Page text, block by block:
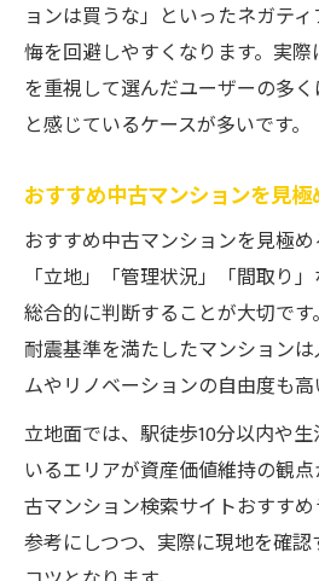
ョンは買うな」といったネガテ
悔を回避しやすくなります。実
を重視して選んだユーザーの多く
と感じているケースが多いです。
おすすめ中古マンションを見
おすすめ中古マンションを見極め
「立地」「管理状況」「間取り
総合的に判断することが大切で
耐震基準を満たしたマンション
ムやリノベーションの自由度も高
立地面では、駅徒歩10分以内や
いるエリアが資産価値維持の観
古マンション検索サイトおすす
参考にしつつ、実際に現地を確